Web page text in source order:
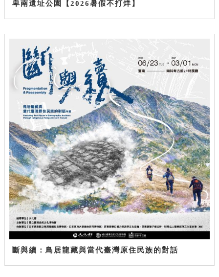
卑南遺址公園【2026暑假不打烊】
斷與續：鳥居龍藏與當代臺灣原住民族的對話